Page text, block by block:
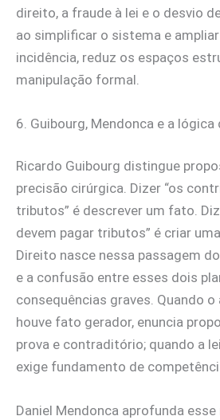
direito, a fraude à lei e o desvio
ao simplificar o sistema e
incidência, reduz os espaços
manipulação formal.
6. Guibourg, Mendonca e a
Ricardo Guibourg distingue
precisão cirúrgica. Dizer “os
tributos” é descrever um fato.
devem pagar tributos” é criar
Direito nasce nessa passagem
e a confusão entre esses dois
consequências graves. Quando
houve fato gerador, enuncia
prova e contraditório; quando a
exige fundamento de
Daniel Mendonca aprofunda